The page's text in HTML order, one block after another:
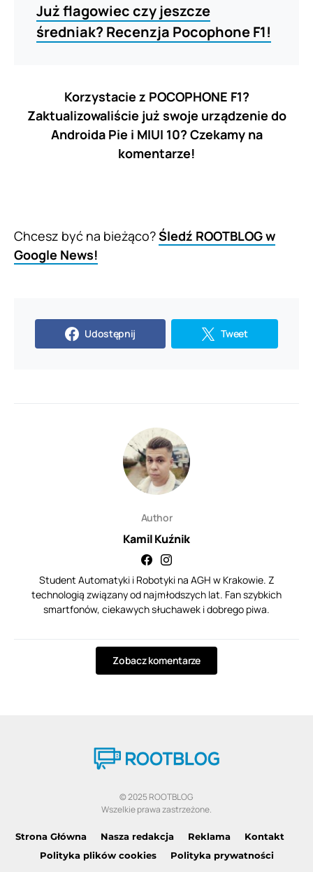
Już flagowiec czy jeszcze
średniak? Recenzja Pocophone F1!
Korzystacie z POCOPHONE F1?
Zaktualizowaliście już swoje urządzenie do
Androida Pie i MIUI 10? Czekamy na
komentarze!
Chcesz być na bieżąco?Śledź ROOTBLOG w
Google News!
Udostępnij Tweet
Author
Kamil Kuźnik
Student Automatyki i Robotyki na AGH w Krakowie. Z
technologią związany od najmłodszych lat. Fan szybkich
smartfonów, ciekawych słuchawek i dobrego piwa.
Zobacz komentarze
© 2025 ROOTBLOG
Wszelkie prawa zastrzeżone.
Strona Główna Nasza redakcja Reklama
Kontakt
Polityka plików cookies
Polityka prywatności